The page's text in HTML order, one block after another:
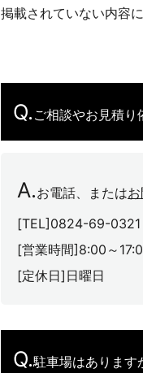
掲載されていない内容
Q. ご相談やお見積り
A.お電話、または
[TEL] 0824-69-0321
[営業時間]8:00～
[定休日]日曜日
Q.駐車場はあります